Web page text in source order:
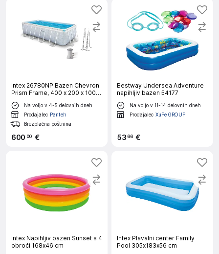
Intex 26780NP Bazen Chevron
Prism Frame, 400 x 200 x 100
cm, s filtrno črpalko in lestvijo
Na voljo v 4-5 delovnih dneh
Prodajalec Panteh
Brezplačna poštnina
600 00 €
Bestway Undersea Adventure
napihljiv bazen 54177
Na voljo v 11-14 delovnih dneh
Prodajalec XuPe GROUP
5366 €
Intex Napihljiv bazen Sunset s 4
obroči 168x46 cm
Intex Plavalni center Family
Pool 305x183x56 cm